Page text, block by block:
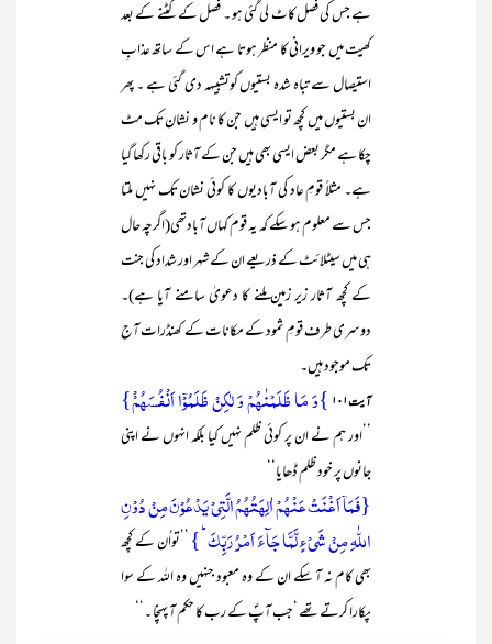
ہے جس کی فصل کاٹ لی گئی ہو ۔ فصل کے کٹنے کے بعد
کھیت میں جو ویرانی کا منظر ہوتا ہے اس کے ساتھ عذابِ
استیصال سے تباہ شدہ بستیوں کوتشبیہہ دی گئی ہے ۔ پھر
ان بستیوں میں کچھ تو ایسی ہیں جن کا نام و نشان تک مٹ
چکا ہے مگر بعض ایسی بھی ہیں جن کے آثار کو باقی رکھا گیا
ہے۔ مثلاً قومِ عاد کی آبادیوں کا کوئی نشان تک نہیں ملتا
جس سے معلوم ہو سکے کہ یہ قوم کہاں آبادتھی(اگرچہ حال
ہی میں سیٹلائٹ کے ذریعے ان کے شہر اور شداد کی جنت
کے کچھ آثار زیر زمین ملنے کا دعویٰ سامنے آیا ہے)۔
دوسری طرف قومِ ثمود کے مکانات کے کھنڈرات آج
تک موجود ہیں۔
آیت۱۰۱ }وَ مَا ظَلَمۡنٰہُمۡ وَ لٰکِنۡ ظَلَمُوۡۤا اَنۡفُسَہُمْۡ}
’’اور ہم نے ان پر کوئی ظلم نہیں کیا بلکہ انہوں نے اپنی
جانوں پر خود ظلم ڈھایا‘‘
{فَمَاۤ اَغۡنَتۡ عَنۡہُمۡ اٰلِہَتُہُمُ الَّتِیۡ یَدۡعُوۡنَ مِنۡ دُوۡنِ
اللّٰہِ مِنۡ شَیۡءٍ لَّمَّا جَآءَ اَمۡرُ رَبِّکَ ؕ} ’’تواُن کے کچھ
بھی کام نہ آ سکے ان کے وہ معبود جنہیں وہ اللہ کے سوا
پکارا کرتے تھے ‘جب آپؐ کے رب کا حکم آ پہنچا ۔‘‘